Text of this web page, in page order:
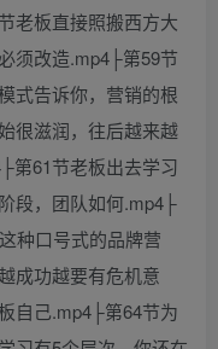
老板直接照搬西方大
须改造.mp4├第59节
式告诉你，营销的根
很滋润，往后越来越
第61节老板出去学习
段，团队如何.mp4├
种口号式的品牌营
成功越要有危机意
自己.mp4├第64节为